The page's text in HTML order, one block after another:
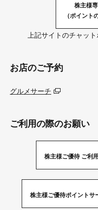
株主様
（ポイント
上記サイトのチャッ
お店のご予約
グルメサーチ
ご利用の際のお願い
株主様ご優待 ご利
株主様ご優待ポイントサ